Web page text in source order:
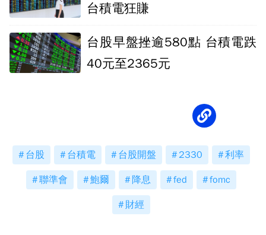
台積電狂賺
台股早盤挫逾580點 台積電跌
40元至2365元
台股 台積電 台股開盤 2330 利率
聯準會 鮑爾 降息 fed fomc
財經